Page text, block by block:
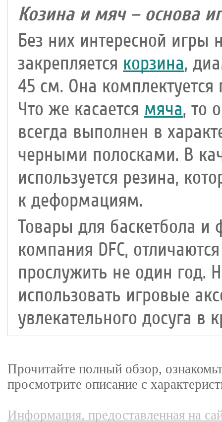
Козина и мяч – основа
Без них интересной игры
закрепляется корзина,
45 см. Она комплектуется
Что же касается мяча, то
всегда выполнен в
черными полосками. В
используется резина,
к деформациям.
Товары для баскетбола и
компания DFC,
прослужить не один год.
использовать игровые
увлекательного досуга в
Прочитайте полный обзор,
просмотрите описание с
Информация, предоставленная на